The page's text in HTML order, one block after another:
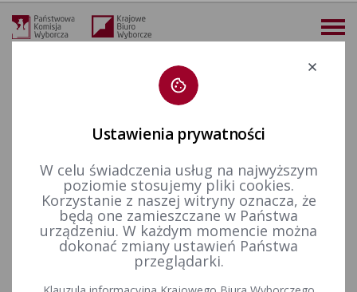
Deklaracja dostępności
więcej
Wybory i referenda Wybory do Sejmu i do Senatu Wybory uzupełniające do Senatu RP
Kadencja 2001-2005
Obwieszczenie Państwowej Komisji Wyborczej z dnia 20 września 2004 r. o postanowieniu Prezydenta Rzeczypospolitej Polskiej w sprawie zarządzenia wyborów uzupełniających do Senatu Rzeczypospolitej Polskiej
Obwieszczenie Państwowej
Ustawienia prywatności
W celu świadczenia usług na najwyższym
poziomie stosujemy pliki cookies.
Korzystanie z naszej witryny oznacza, że
będą one zamieszczane w Państwa
urządzeniu. W każdym momencie można
dokonać zmiany ustawień Państwa
przeglądarki.